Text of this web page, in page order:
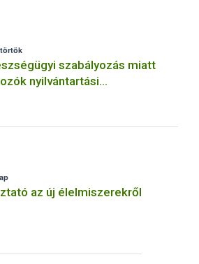
szabályozás miatt
nyilvántartási
az új élelmiszerekről